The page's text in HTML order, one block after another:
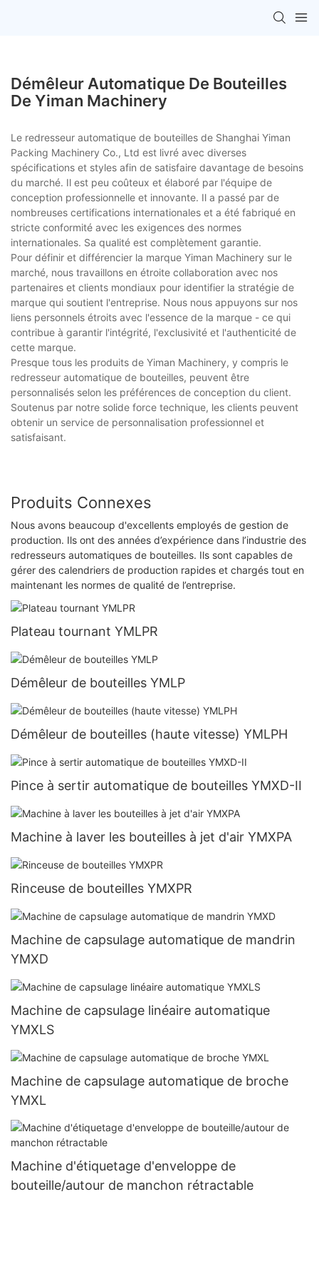
Démêleur Automatique De Bouteilles
De Yiman Machinery
Le redresseur automatique de bouteilles de Shanghai Yiman
Packing Machinery Co., Ltd est livré avec diverses
spécifications et styles afin de satisfaire davantage de besoins
du marché. Il est peu coûteux et élaboré par l'équipe de
conception professionnelle et innovante. Il a passé par de
nombreuses certifications internationales et a été fabriqué en
stricte conformité avec les exigences des normes
internationales. Sa qualité est complètement garantie.
Pour définir et différencier la marque Yiman Machinery sur le
marché, nous travaillons en étroite collaboration avec nos
partenaires et clients mondiaux pour identifier la stratégie de
marque qui soutient l'entreprise. Nous nous appuyons sur nos
liens personnels étroits avec l'essence de la marque - ce qui
contribue à garantir l'intégrité, l'exclusivité et l'authenticité de
cette marque.
Presque tous les produits de Yiman Machinery, y compris le
redresseur automatique de bouteilles, peuvent être
personnalisés selon les préférences de conception du client.
Soutenus par notre solide force technique, les clients peuvent
obtenir un service de personnalisation professionnel et
satisfaisant.
Produits Connexes
Nous avons beaucoup d'excellents employés de gestion de
production. Ils ont des années d’expérience dans l’industrie des
redresseurs automatiques de bouteilles. Ils sont capables de
gérer des calendriers de production rapides et chargés tout en
maintenant les normes de qualité de l’entreprise.
Plateau tournant YMLPR
Démêleur de bouteilles YMLP
Démêleur de bouteilles (haute vitesse) YMLPH
Pince à sertir automatique de bouteilles YMXD-II
Machine à laver les bouteilles à jet d'air YMXPA
Rinceuse de bouteilles YMXPR
Machine de capsulage automatique de mandrin
YMXD
Machine de capsulage linéaire automatique
YMXLS
Machine de capsulage automatique de broche
YMXL
Machine d'étiquetage d'enveloppe de
bouteille/autour de manchon rétractable